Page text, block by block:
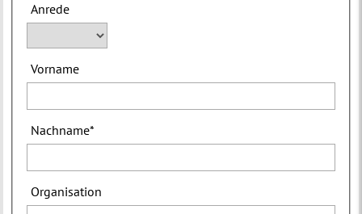
Anrede
Vorname
Nachname*
Organisation